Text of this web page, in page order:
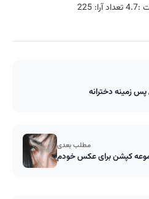
:
4.7تعداد آرا:225
پس زمینه دخترانه
مطلب بعدی
کپشن برای عکس خودم